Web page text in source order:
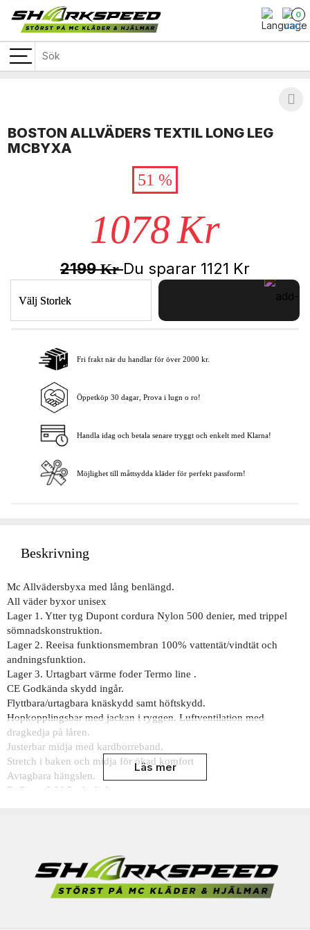
0
BOSTON ALLVÄDERS TEXTIL LONG LEG
MCBYXA
51 %
1078Kr
2199KrDu sparar 1121 Kr
Välj Storlek
Lägg i varukorgen
Fri frakt när du handlar för över 2000 kr.
Öppetköp 30 dagar, Prova i lugn o ro!
Handla idag och betala senare tryggt och enkelt med Klarna!
Möjlighet till måttsydda kläder för perfekt passform!
Beskrivning
Mc Allvädersbyxa med lång benlängd.
All väder byxor unisex
Lager 1. Ytter tyg Dupont cordura Nylon 500 denier, med trippel
sömnadskonstruktion.
Lager 2. Reeisa funktionsmembran 100% vattentät/vindtät och
andningsfunktion.
Lager 3. Urtagbart värme foder Termo line .
CE Godkända skydd ingår.
Flyttbara/urtagbara knäskydd samt höftskydd.
Hopkopplingsbar med jackan i ryggen. Luftventilation med
dragkedja på låren.
Justerbar midja med kardborreband.
Stretch i baken och midja för ökad komfort
Avtagbara hängslen.
Reflexer 3 M Sochtslight.
Läs mer